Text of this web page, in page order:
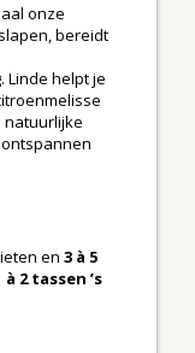
onze
bereidt
Linde helpt je
natuurlijke
en3 à 5
à 2 tassen ’s